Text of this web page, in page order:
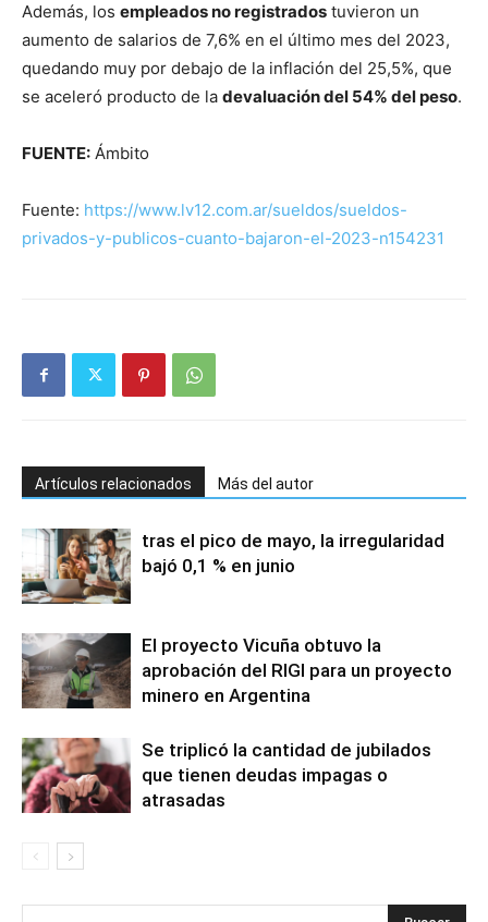
Además, los empleados no registrados tuvieron un
aumento de salarios de 7,6% en el último mes del 2023,
quedando muy por debajo de la inflación del 25,5%, que
se aceleró producto de la devaluación del 54% del peso.
FUENTE: Ámbito
Fuente: https://www.lv12.com.ar/sueldos/sueldos-
privados-y-publicos-cuanto-bajaron-el-2023-n154231
Artículos relacionados Más del autor
tras el pico de mayo, la irregularidad
bajó 0,1 % en junio
El proyecto Vicuña obtuvo la
aprobación del RIGI para un proyecto
minero en Argentina
Se triplicó la cantidad de jubilados
que tienen deudas impagas o
atrasadas